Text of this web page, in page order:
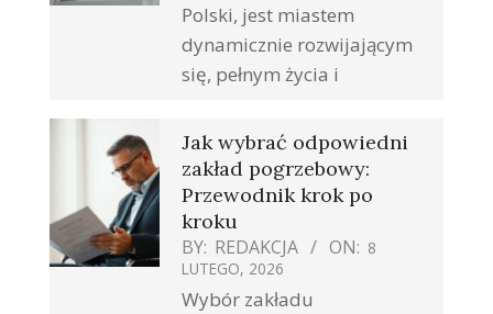
Polski, jest miastem
dynamicznie rozwijającym
się, pełnym życia i
Jak wybrać odpowiedni
zakład pogrzebowy:
Przewodnik krok po
kroku
BY: REDAKCJA ON: 8
LUTEGO, 2026
Wybór zakładu